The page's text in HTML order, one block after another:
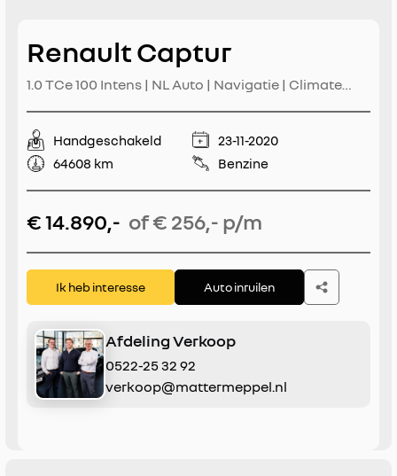
Renault Captur
1.0 TCe 100 Intens | NL Auto | Navigatie | Climate
Apple CarPlay / Android Auto
Handgeschakeld
23-11-2020
64608 km
Benzine
€ 14.890,- of € 256,- p/m
Ik heb interesse Auto inruilen
Afdeling Verkoop
0522-25 32 92
verkoop@mattermeppel.nl